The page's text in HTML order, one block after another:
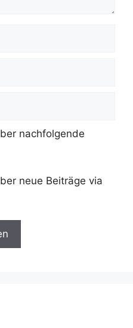
nachfolgende
neue Beiträge via